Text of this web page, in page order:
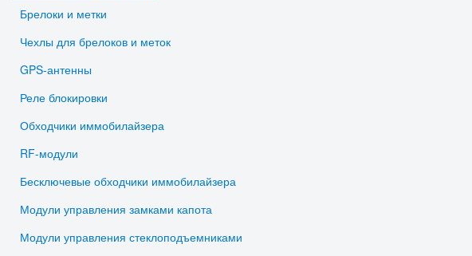
Брелоки и метки
Чехлы для брелоков и меток
GPS-антенны
Реле блокировки
Обходчики иммобилайзера
RF-модули
Бесключевые обходчики иммобилайзера
Модули управления замками капота
Модули управления стеклоподъемниками